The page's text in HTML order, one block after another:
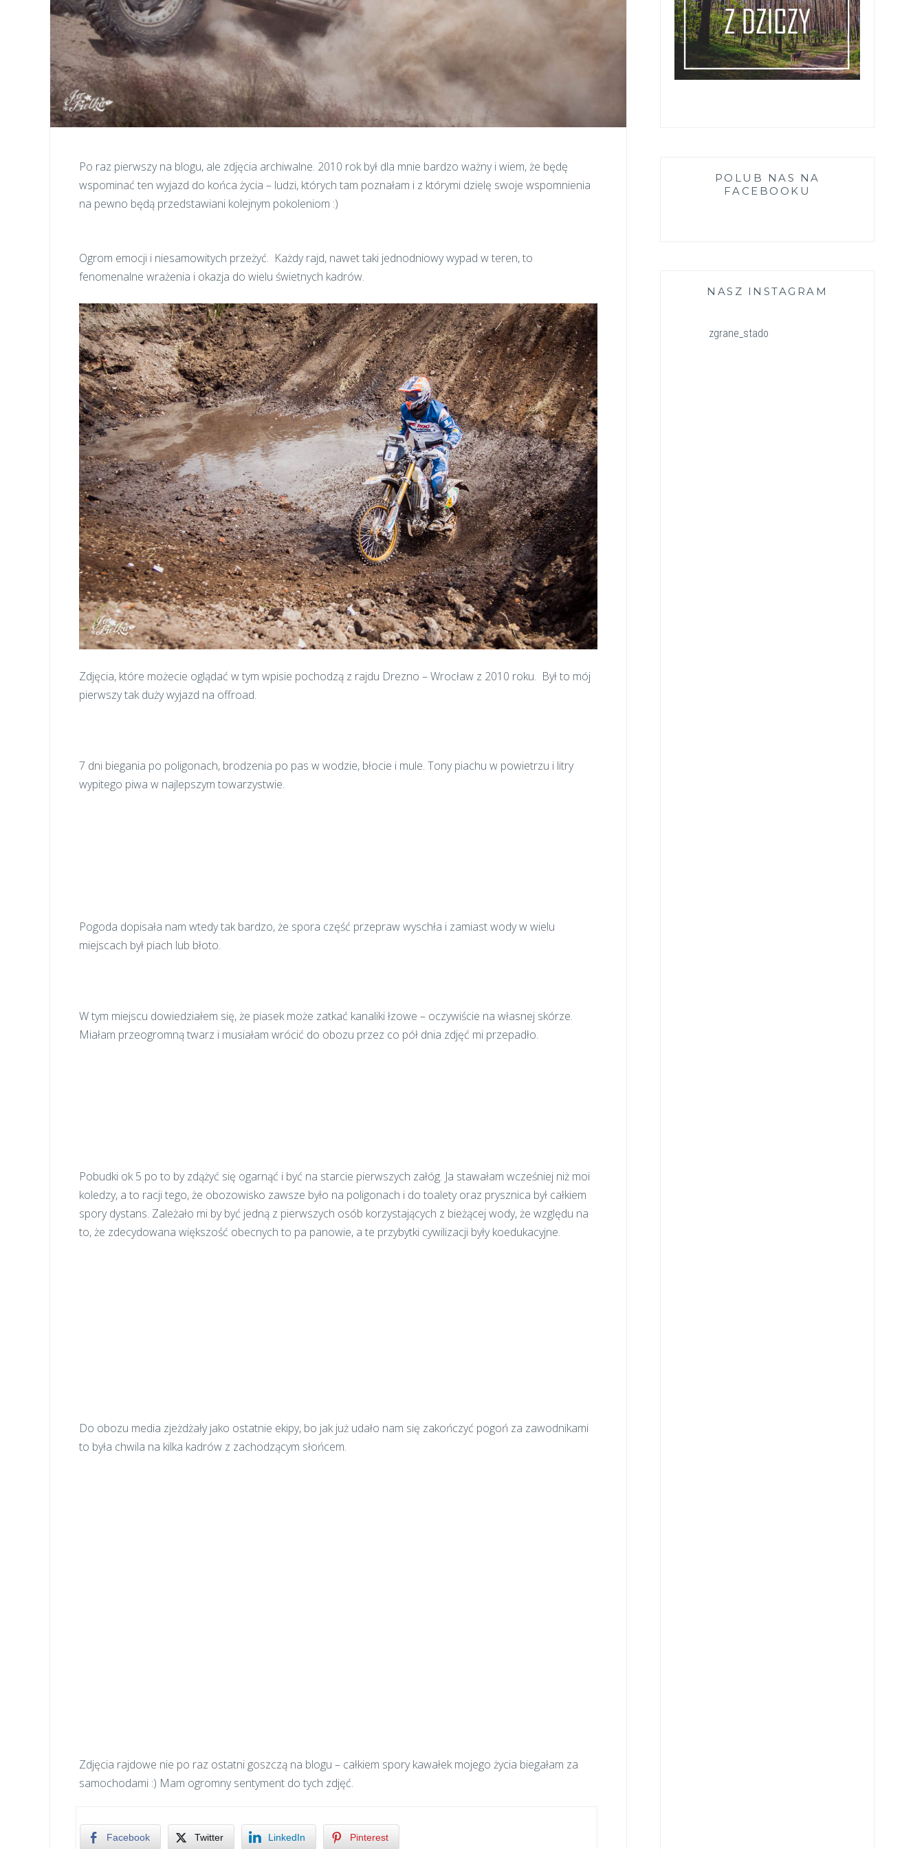
Po raz pierwszy na blogu, ale zdjęcia archiwalne. 2010 rok był dla mnie bardzo ważny i wiem, że będę
wspominać ten wyjazd do końca życia – ludzi, których tam poznałam i z którymi dzielę swoje wspomnienia
na pewno będą przedstawiani kolejnym pokoleniom :)
Ogrom emocji i niesamowitych przeżyć. Każdy rajd, nawet taki jednodniowy wypad w teren, to
fenomenalne wrażenia i okazja do wielu świetnych kadrów.
Zdjęcia, które możecie oglądać w tym wpisie pochodzą z rajdu Drezno – Wrocław z 2010 roku. Był to mój
pierwszy tak duży wyjazd na offroad.
7 dni biegania po poligonach, brodzenia po pas w wodzie, błocie i mule. Tony piachu w powietrzu i litry
wypitego piwa w najlepszym towarzystwie.
Pogoda dopisała nam wtedy tak bardzo, że spora część przepraw wyschła i zamiast wody w wielu
miejscach był piach lub błoto.
W tym miejscu dowiedziałem się, że piasek może zatkać kanaliki łzowe – oczywiście na własnej skórze.
Miałam przeogromną twarz i musiałam wrócić do obozu przez co pół dnia zdjęć mi przepadło.
Pobudki ok 5 po to by zdążyć się ogarnąć i być na starcie pierwszych załóg. Ja stawałam wcześniej niż moi
koledzy, a to racji tego, że obozowisko zawsze było na poligonach i do toalety oraz prysznica był całkiem
spory dystans. Zależało mi by być jedną z pierwszych osób korzystających z bieżącej wody, że względu na
to, że zdecydowana większość obecnych to pa panowie, a te przybytki cywilizacji były koedukacyjne.
Do obozu media zjeżdżały jako ostatnie ekipy, bo jak już udało nam się zakończyć pogoń za zawodnikami
to była chwila na kilka kadrów z zachodzącym słońcem.
Zdjęcia rajdowe nie po raz ostatni goszczą na blogu – całkiem spory kawałek mojego życia biegałam za
samochodami :) Mam ogromny sentyment do tych zdjęć.
Facebook Twitter LinkedIn Pinterest
POLUB NAS NA
FACEBOOKU
NASZ INSTAGRAM
zgrane_stado